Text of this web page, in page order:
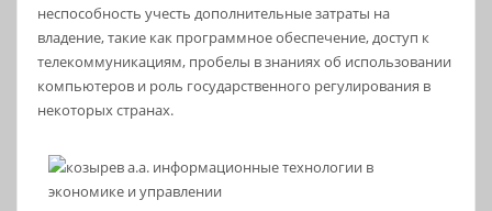
неспособность учесть дополнительные затраты на
владение, такие как программное обеспечение, доступ к
телекоммуникациям, пробелы в знаниях об использовании
компьютеров и роль государственного регулирования в
некоторых странах.